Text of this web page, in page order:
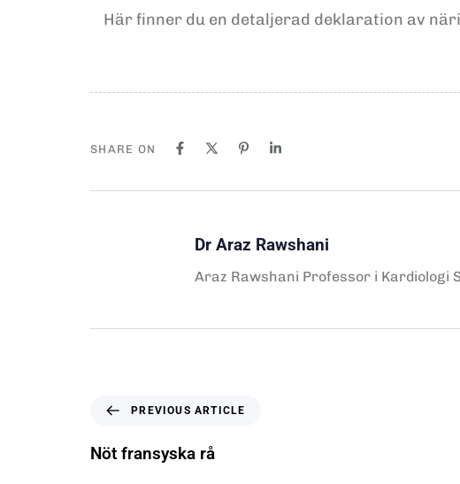
Här finner du en detaljerad deklaration av
SHARE ON
Dr Araz Rawshani
Araz Rawshani Professor i Kardiologi
PREVIOUS ARTICLE
Nöt fransyska rå